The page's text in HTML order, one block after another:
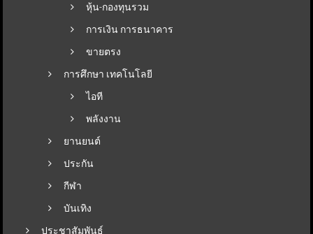
หุ้น-กองทุนรวม
การเงิน การธนาคาร
ขายตรง
การศึกษา เทคโนโลยี
ไอที
พลังงาน
ยานยนต์
ประกัน
กีฬา
บันเทิง
ประชาสัมพันธ์